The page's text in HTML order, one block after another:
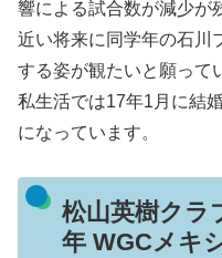
響による試合数が減少が
近い将来に同学年の石川
する姿が観たいと願って
私生活では17年1月に結
になっています。
松山英樹クラ
年 WGCメキ